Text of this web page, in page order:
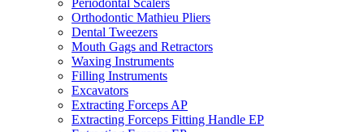
Periodontal Scalers
Orthodontic Mathieu Pliers
Dental Tweezers
Mouth Gags and Retractors
Waxing Instruments
Filling Instruments
Excavators
Extracting Forceps AP
Extracting Forceps Fitting Handle EP